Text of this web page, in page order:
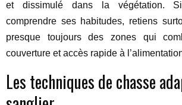
et dissimulé dans la végétation.
comprendre ses habitudes, retiens
presque toujours des zones qui
couverture et accès rapide à
Les techniques de chasse